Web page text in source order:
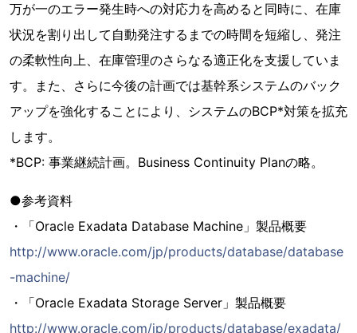
万が一のエラー発生時への対応力を高めると同時に、在庫
状況を割り出して自動発注するまでの時間を短縮し、発注
の柔軟性向上、在庫管理のさらなる適正化を支援していま
す。また、さらに今後の計画では基幹系システムのバック
アップを強化することにより、システムのBCP*対策を拡充
します。
*BCP: 事業継続計画。Business Continuity Planの略。
●参考資料
・「Oracle Exadata Database Machine」製品概要
http://www.oracle.com/jp/products/database/database
-machine/
・「Oracle Exadata Storage Server」製品概要
http://www.oracle.com/jp/products/database/exadata/